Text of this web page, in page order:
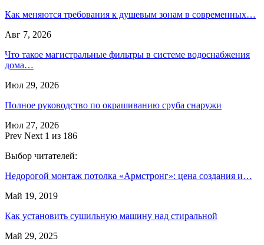
Как меняются требования к душевым зонам в современных…
Авг 7, 2026
Что такое магистральные фильтры в системе водоснабжения
дома…
Июл 29, 2026
Полное руководство по окрашиванию сруба снаружи
Июл 27, 2026
Prev Next 1 из 186
Выбор читателей:
Недорогой монтаж потолка «Армстронг»: цена создания и…
Май 19, 2019
Как установить сушильную машину над стиральной
Май 29, 2025